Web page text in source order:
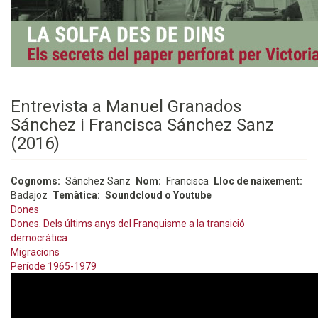
Entrevista a Manuel Granados
Sánchez i Francisca Sánchez Sanz
(2016)
Cognoms Sánchez Sanz Nom Francisca Lloc de naixement
Badajoz Temàtica
Dones
Dones. Dels últims anys del Franquisme a la transició
democràtica
Migracions
Període 1965-1979
Soundcloud o Youtube